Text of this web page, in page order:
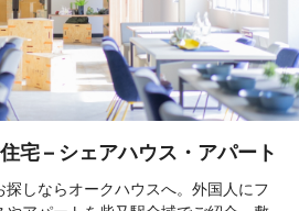
宅 – シェアハウス・アパート
しならオークハウスへ。外国人にフ